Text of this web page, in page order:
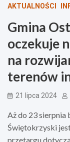
AKTUALNOŚCI
Gmina
oczekuje
na
terenów
21 lipca 2024
Aż do 23 sierpnia
Świętokrzyski
przetargu